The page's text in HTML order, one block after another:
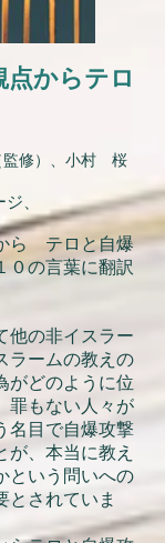
からテロ
監修）、小村 桜
、
ら テロと自爆
０の言葉に翻訳
他の非イスラー
ラームの教えの
がどのように位
罪もない人々が
名目で自爆攻撃
が、本当に教え
という問いへの
とされていま